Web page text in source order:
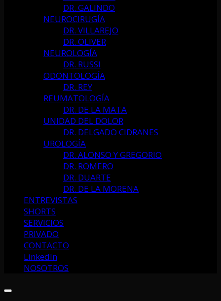
DR. GALINDO
NEUROCIRUGÍA
DR. VILLAREJO
DR. OLIVER
NEUROLOGÍA
DR. RUSSI
ODONTOLOGÍA
DR. REY
REUMATOLOGÍA
DR. DE LA MATA
UNIDAD DEL DOLOR
DR. DELGADO CIDRANES
UROLOGÍA
DR. ALONSO Y GREGORIO
DR. ROMERO
DR. DUARTE
DR. DE LA MORENA
ENTREVISTAS
SHORTS
SERVICIOS
PRIVADO
CONTACTO
LinkedIn
NOSOTROS